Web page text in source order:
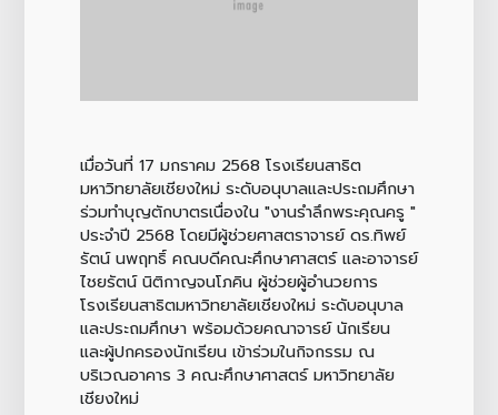
เมื่อวันที่ 17 มกราคม 2568 โรงเรียนสาธิต
มหาวิทยาลัยเชียงใหม่ ระดับอนุบาลและประถมศึกษา
ร่วมทำบุญตักบาตรเนื่องใน "งานรำลึกพระคุณครู "
ประจำปี 2568 โดยมีผู้ช่วยศาสตราจารย์ ดร.ทิพย์
รัตน์ นพฤทธิ์ คณบดีคณะศึกษาศาสตร์ และอาจารย์
ไชยรัตน์ นิติกาญจนโภคิน ผู้ช่วยผู้อำนวยการ
โรงเรียนสาธิตมหาวิทยาลัยเชียงใหม่ ระดับอนุบาล
และประถมศึกษา พร้อมด้วยคณาจารย์ นักเรียน
และผู้ปกครองนักเรียน เข้าร่วมในกิจกรรม ณ
บริเวณอาคาร 3 คณะศึกษาศาสตร์ มหาวิทยาลัย
เชียงใหม่